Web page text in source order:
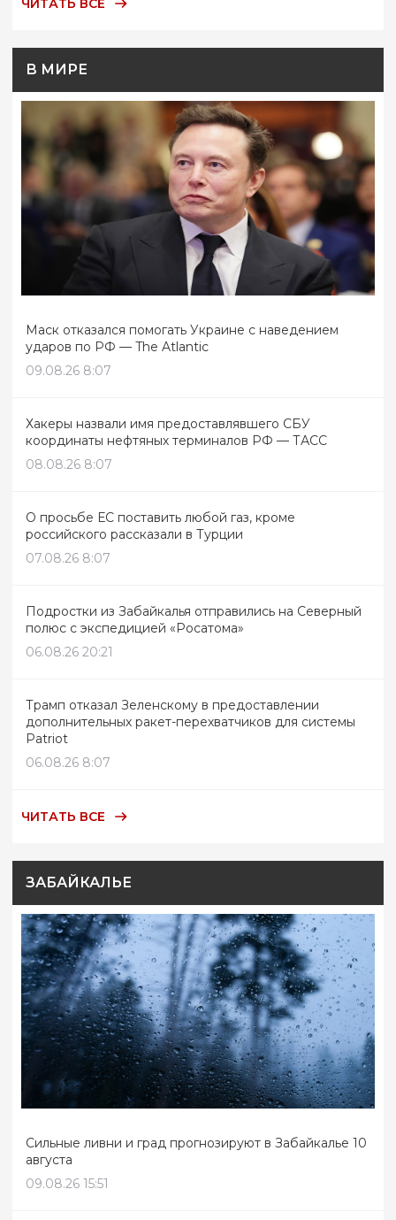
ЧИТАТЬ ВСЕ
В МИРЕ
Маск отказался помогать Украине с наведением
ударов по РФ — The Atlantic
09.08.26 8:07
Хакеры назвали имя предоставлявшего СБУ
координаты нефтяных терминалов РФ — ТАСС
08.08.26 8:07
О просьбе ЕС поставить любой газ, кроме
российского рассказали в Турции
07.08.26 8:07
Подростки из Забайкалья отправились на Северный
полюс с экспедицией «Росатома»
06.08.26 20:21
Трамп отказал Зеленскому в предоставлении
дополнительных ракет-перехватчиков для системы
Patriot
06.08.26 8:07
ЧИТАТЬ ВСЕ
ЗАБАЙКАЛЬЕ
Сильные ливни и град прогнозируют в Забайкалье 10
августа
09.08.26 15:51